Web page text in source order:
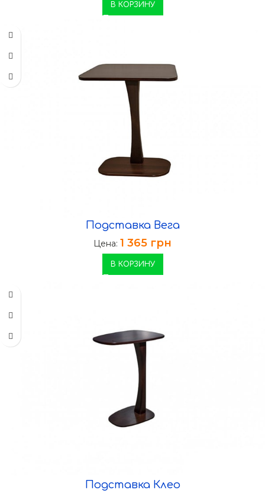
В КОРЗИНУ
Подставка Вега
Цена: 1 365 грн
В КОРЗИНУ
Подставка Клео